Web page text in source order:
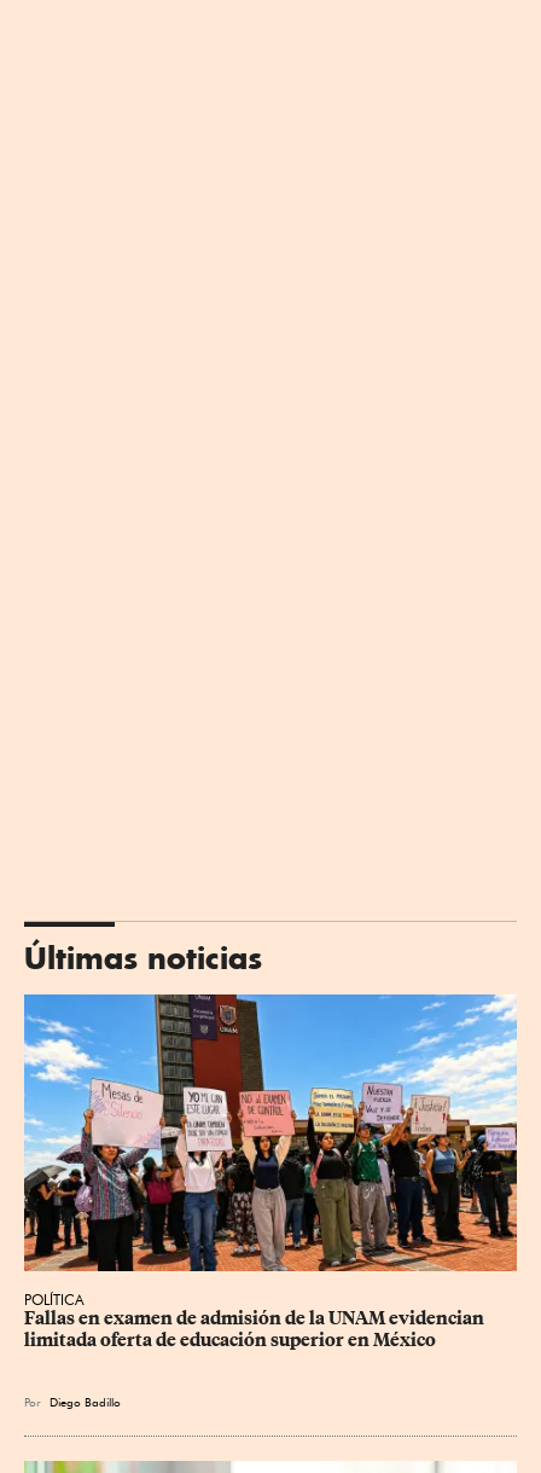
Últimas noticias
POLÍTICA
Fallas en examen de admisión de la UNAM evidencian
limitada oferta de educación superior en México
Por Diego Badillo